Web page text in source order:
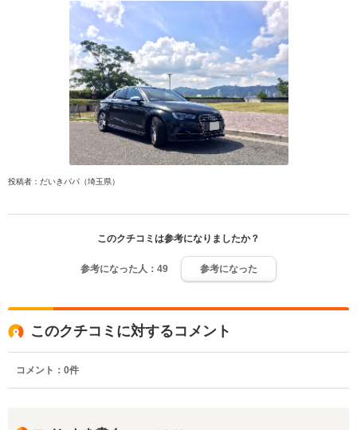
投稿者：だいきパパ（埼玉県）
このクチコミは参考になりましたか？
参考になった人： 49 参考になった
このクチコミに対するコメント
コメント： 0件